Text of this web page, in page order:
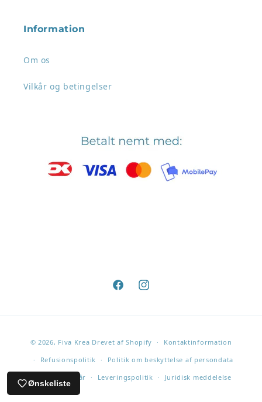
Information
Om os
Vilkår og betingelser
FacebookInstagram
© 2026, Fiva Krea Drevet af Shopify
Kontaktinformation
Refusionspolitik
Politik om beskyttelse af persondata
Servicevilkår
Leveringspolitik Juridisk meddelelse
Ønskeliste